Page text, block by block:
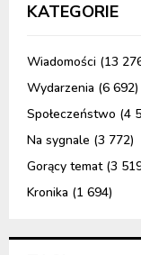
KATEGORIE
Wiadomości (13
Wydarzenia (6 692)
Społeczeństwo (4
Na sygnale (3 772)
Gorący temat(3
Kronika (1 694)